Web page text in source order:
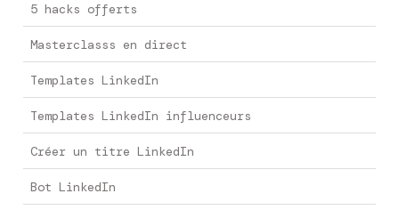
5 hacks offerts
Masterclasss en direct
Templates LinkedIn
Templates LinkedIn influenceurs
Créer un titre LinkedIn
Bot LinkedIn